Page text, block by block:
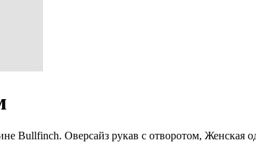
Bullfinch. Оверсайз рукав с отворотом, Женская